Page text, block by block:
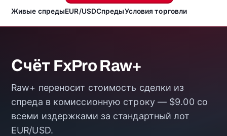
Живые спредыEUR/USDСпредыУсловия торговли
Счёт FxPro Raw+
Raw+ переносит стоимость сделки из
спреда в комиссионную строку — $9.00 со
всеми издержками за стандартный лот
EUR/USD.